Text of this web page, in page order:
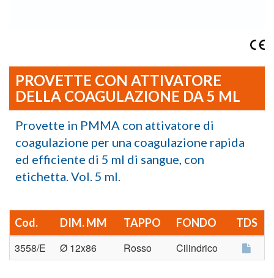
PROVETTE CON ATTIVATORE
DELLA COAGULAZIONE DA 5 ML
Provette in PMMA con attivatore di
coagulazione per una coagulazione rapida
ed efficiente di 5 ml di sangue, con
etichetta. Vol. 5 ml.
Cod. DIM. MM TAPPO FONDO TDS
3558/E Ø 12x86 Rosso Cilindrico